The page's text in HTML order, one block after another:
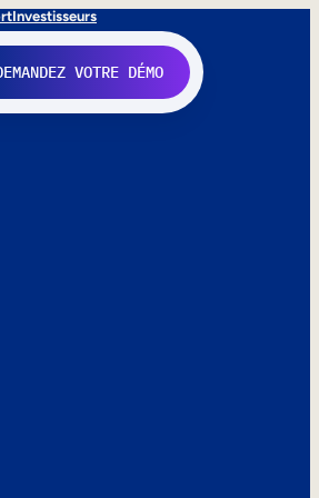
Investisseurs
VOTRE DÉMO